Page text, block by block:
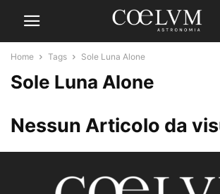
Home Tags Sole Luna Alone
Sole Luna Alone
Nessun Articolo da